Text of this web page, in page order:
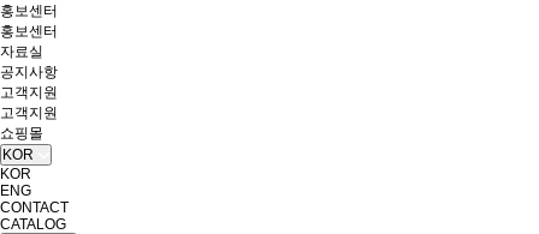
홍보센터
홍보센터
자료실
공지사항
고객지원
고객지원
쇼핑몰
KOR
KOR
ENG
CONTACT
CATALOG